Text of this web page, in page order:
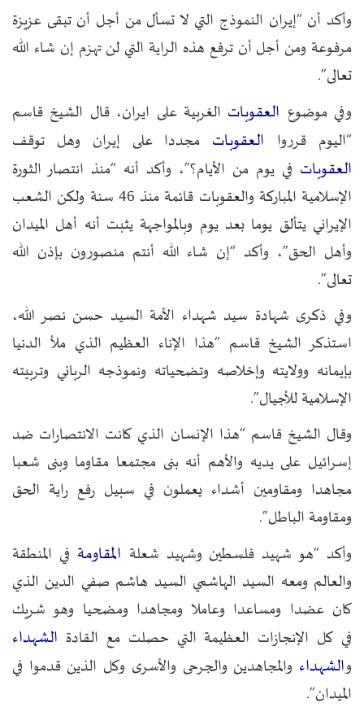
وأكد أن “إيران النموذج التي لا تسأل من أجل أن تبقى عزيزة
مرفوعة ومن أجل أن ترفع هذه الراية التي لن تهزم إن شاء الله
تعالى”.
وفي موضوع العقوبات الغربية على ايران، قال الشيخ قاسم
“اليوم قرروا العقوبات مجددا على إيران وهل توقف
العقوبات في يوم من الأيام؟”، وأكد أنه “منذ انتصار الثورة
الإسلامية المباركة والعقوبات قائمة منذ 46 سنة ولكن الشعب
الإيراني يتألق يوما بعد يوم وبالمواجهة يثبت أنه أهل الميدان
وأهل الحق”، وأكد “إن شاء الله أنتم منصورون بإذن الله
تعالى”.
وفي ذكرى شهادة سيد شهداء الأمة السيد حسن نصر الله،
استذكر الشيخ قاسم “هذا الإناء العظيم الذي ملأ الدنيا
بإيمانه وولايته وإخلاصه وتضحياته ونموذجه الرباني وتربيته
الإسلامية للأجيال”.
وقال الشيخ قاسم “هذا الإنسان الذي كانت الانتصارات ضد
إسرائيل على يديه والأهم أنه بنى مجتمعا مقاوما وبنى شعبا
مجاهدا ومقاومين أشداء يعملون في سبيل رفع راية الحق
ومقاومة الباطل”.
وأكد “هو شهيد فلسطين وشهيد شعلة المقاومة في المنطقة
والعالم ومعه السيد الهاشمي السيد هاشم صفي الدين الذي
كان عضدا ومساعدا وعاملا ومجاهدا ومضحيا وهو شريك
في كل الإنجازات العظيمة التي حصلت مع القادة الشهداء
والشهداء والمجاهدين والجرحى والأسرى وكل الذين قدموا في
الميدان”.